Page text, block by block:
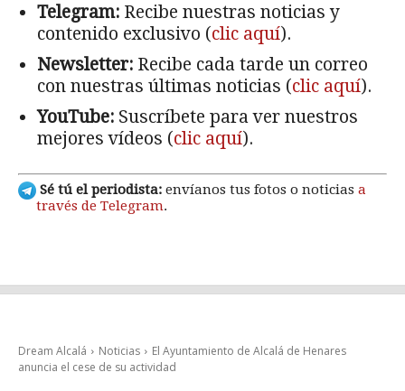
Telegram: Recibe nuestras noticias y
contenido exclusivo (clic aquí).
Newsletter: Recibe cada tarde un correo
con nuestras últimas noticias (clic aquí).
YouTube: Suscríbete para ver nuestros
mejores vídeos (clic aquí).
Sé tú el periodista: envíanos tus fotos o noticias a
través de Telegram.